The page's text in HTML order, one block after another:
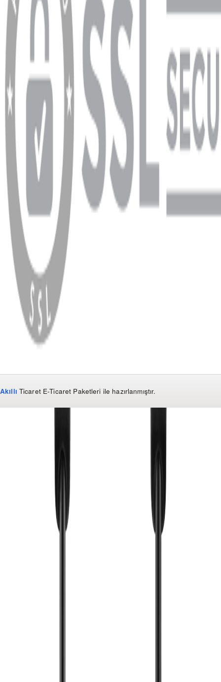
Ödeme ve Teslimat Şartları
Garanti ve İade Şartları
info@dukkanhifi.com
0850 441 40 44
info@dukkanhifi.com 0850 441 40 44
Çalışma Saatleri: Pazartesi - Cuma 09:30 - 19:30, Cumartesi 10:00 - 18:00
WhatsApp Facebook
Copyright
2026 Dükkan Hifi
Akıllı Ticaret E-Ticaret Paketleri ile hazırlanmıştır.